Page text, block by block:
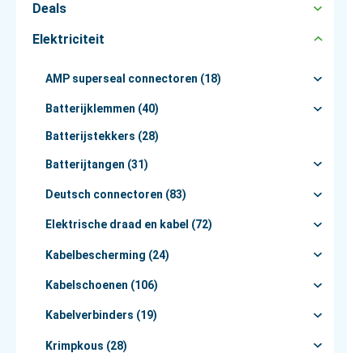
Deals
Elektriciteit
AMP superseal connectoren (18)
Batterijklemmen (40)
Batterijstekkers (28)
Batterijtangen (31)
Deutsch connectoren (83)
Elektrische draad en kabel (72)
Kabelbescherming (24)
Kabelschoenen (106)
Kabelverbinders (19)
Krimpkous (28)